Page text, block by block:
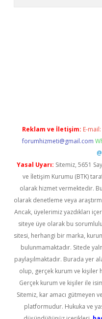
Reklam ve İletişim: E-mail:
forumhizmeti@gmail.com
Yasal Uyarı: Sitemiz, 5651
ve İletişim Kurumu (BTK)
olarak hizmet vermektedir.
olarak denetleme veya
Ancak, üyelerimiz yazdıkları
siteye üye olarak bu
sitesi, herhangi bir marka,
bulunmamaktadır. Sitede
paylaşılmaktadır. Burada yer
olup, gerçek kurum ve kişiler
Gerçek kurum ve kişiler ile
Sitemiz, kar amacı gütmeyen
platformudur. Hukuka ve